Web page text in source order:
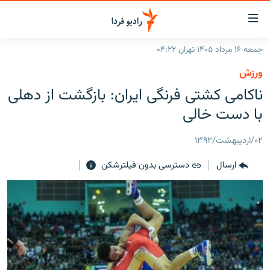
لینک‌های
قابلیت
دسترسی
بازگشت
منوی
اصلی
رفتن
صفحه
جستجو
ایران
جهان
برنامه‌های رادیویی
فرکانس‌ها
پادکست
چندرسانه‌ای
گزارش‌های تصویری
گزارش‌های ویدئویی
زنان فردا
English
به ما بپیوندید
جمعه ۱۶ مرداد ۱۴۰۵ تهران ۰۴:۲۲
ورزش
ناکامی کشتی فرنگی ایران: بازگشت از دهلی
با دست خالی
۰۲/اردیبهشت/۱۳۹۲
ارسال
دسترسی بدون فیلترشکن